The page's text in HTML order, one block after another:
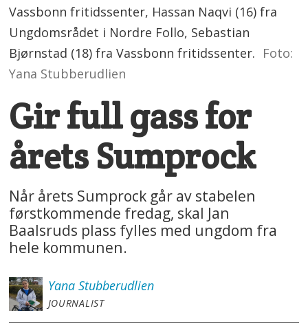
Vassbonn fritidssenter, Hassan Naqvi (16) fra
Ungdomsrådet i Nordre Follo, Sebastian
Bjørnstad (18) fra Vassbonn fritidssenter. Foto:
Yana Stubberudlien
Gir full gass for
årets Sumprock
Når årets Sumprock går av stabelen
førstkommende fredag, skal Jan
Baalsruds plass fylles med ungdom fra
hele kommunen.
Yana Stubberudlien
JOURNALIST